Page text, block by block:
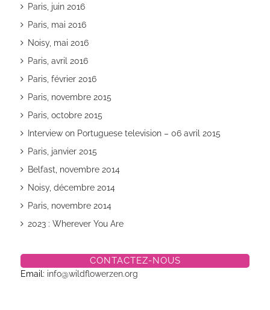
Paris, juin 2016
Paris, mai 2016
Noisy, mai 2016
Paris, avril 2016
Paris, février 2016
Paris, novembre 2015
Paris, octobre 2015
Interview on Portuguese television – 06 avril 2015
Paris, janvier 2015
Belfast, novembre 2014
Noisy, décembre 2014
Paris, novembre 2014
2023 : Wherever You Are
CONTACTEZ-NOUS
Email: info@wildflowerzen.org